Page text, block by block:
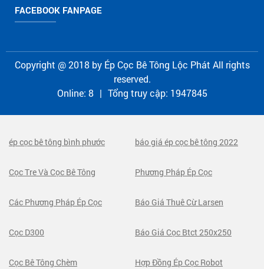
FACEBOOK FANPAGE
Copyright @ 2018 by Ép Cọc Bê Tông Lộc Phát All rights
reserved.
Online: 8 | Tổng truy cập: 1947845
ép cọc bê tông bình phước báo giá ép cọc bê tông 2022
Cọc Tre Và Cọc Bê Tông Phương Pháp Ép Cọc
Các Phương Pháp Ép Cọc Báo Giá Thuê Cừ Larsen
Cọc D300 Báo Giá Cọc Btct 250x250
Cọc Bê Tông Chèm Hợp Đồng Ép Cọc Robot